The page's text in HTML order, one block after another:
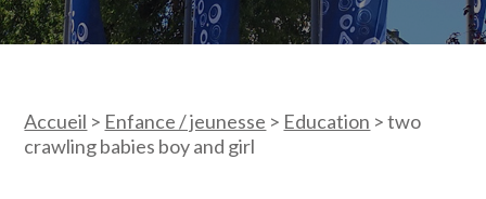
Accueil > Enfance / jeunesse > Education >two
crawling babies boy and girl